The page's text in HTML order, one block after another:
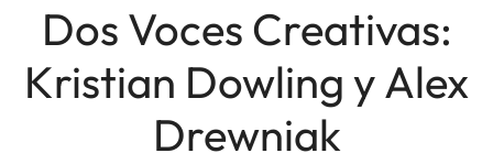
Dos Voces Creativas:
Kristian Dowling y Alex
Drewniak